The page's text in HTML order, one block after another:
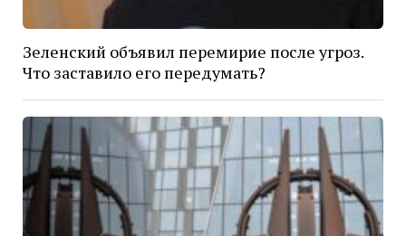
Зеленский объявил перемирие после угроз.
Что заставило его передумать?